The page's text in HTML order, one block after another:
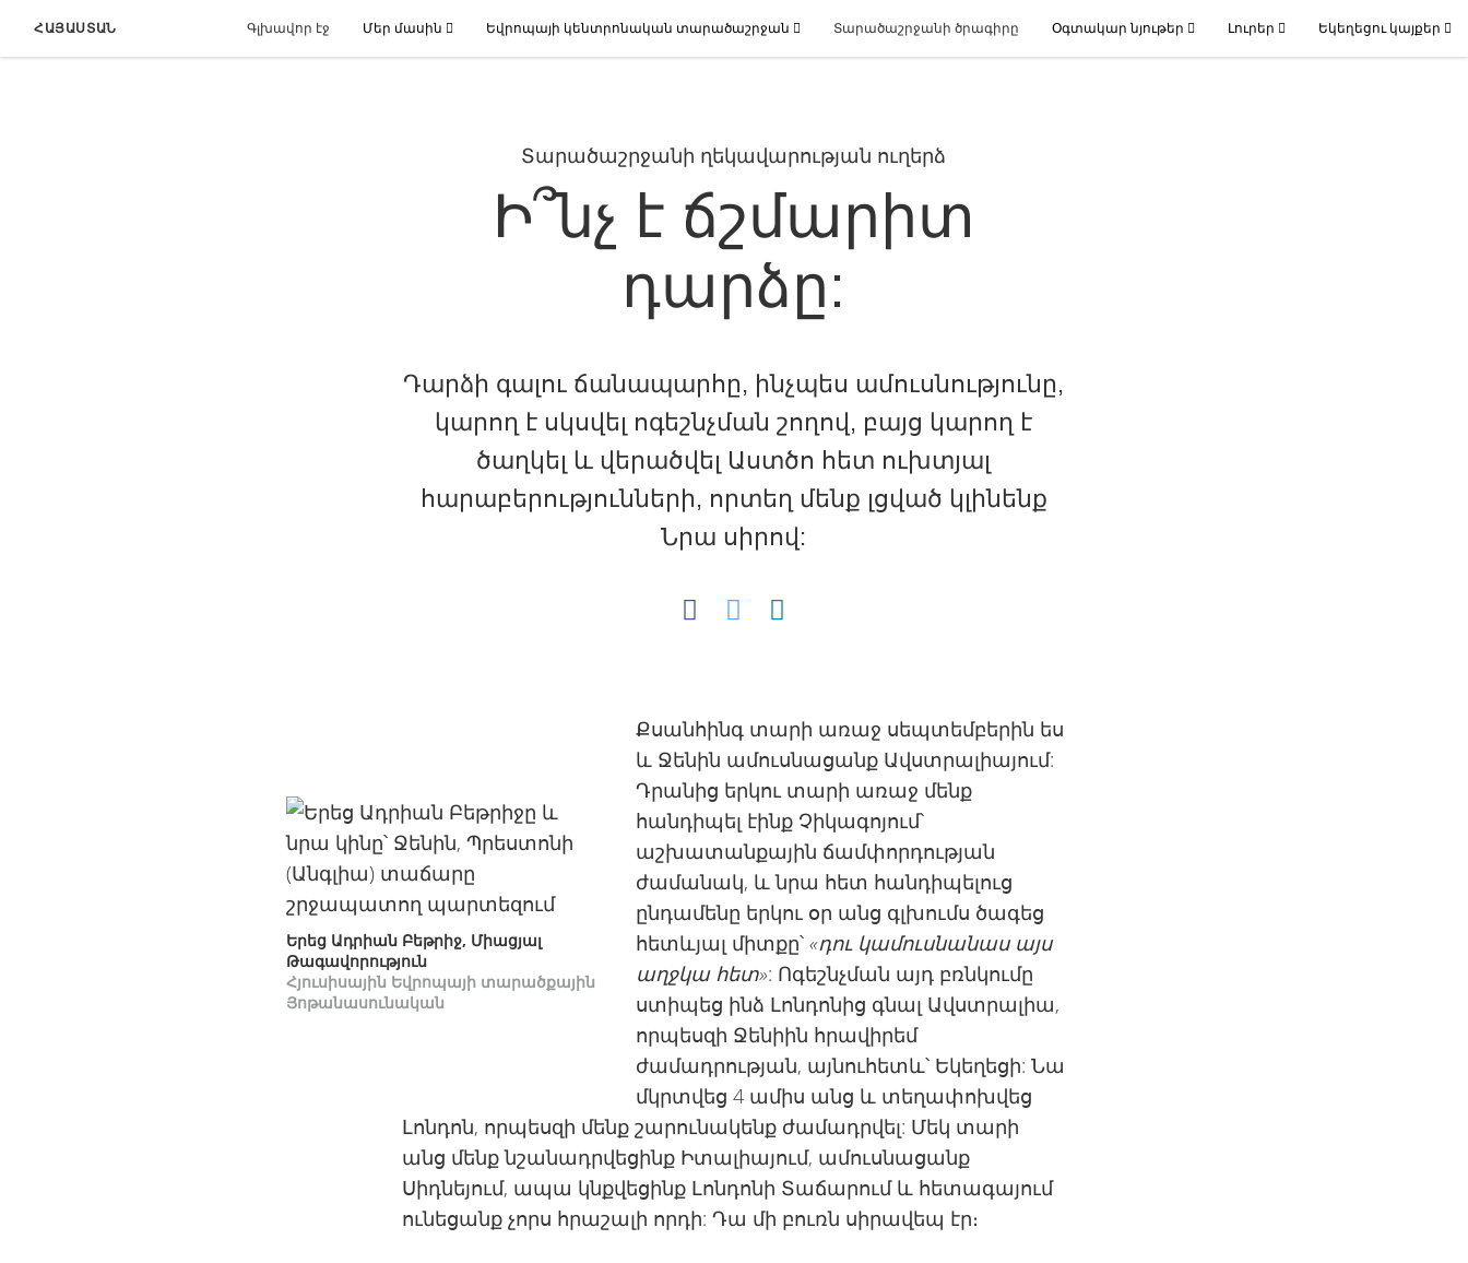
ՀԱՅԱՍՏԱՆ Գլխավոր էջ Մեր մասին Եվրոպայի կենտրոնական տարածաշրջան Տարածաշրջանի ծրագիրը Օգտակար նյութեր Լուրեր Եկեղեցու կայքեր
Տարածաշրջանի ղեկավարության ուղերձ
Ի՞նչ է ճշմարիտ
դարձը:
Դարձի գալու ճանապարհը, ինչպես ամուսնությունը,
կարող է սկսվել ոգեշնչման շողով, բայց կարող է
ծաղկել և վերածվել Աստծո հետ ուխտյալ
հարաբերությունների, որտեղ մենք լցված կլինենք
Նրա սիրով:
Երեց Ադրիան Բեթրիջ, Միացյալ
Թագավորություն
Հյուսիսային Եվրոպայի տարածքային
Յոթանասունական
Քսանհինգ տարի առաջ սեպտեմբերին ես
և Ջենին ամուսնացանք Ավստրալիայում:
Դրանից երկու տարի առաջ մենք
հանդիպել էինք Չիկագոյում՝
աշխատանքային ճամփորդության
ժամանակ, և նրա հետ հանդիպելուց
ընդամենը երկու օր անց գլխումս ծագեց
հետևյալ միտքը՝ «դու կամուսնանաս այս
աղջկա հետ»: Ոգեշնչման այդ բռնկումը
ստիպեց ինձ Լոնդոնից գնալ Ավստրալիա,
որպեսզի Ջենիին հրավիրեմ
ժամադրության, այնուհետև՝ Եկեղեցի: Նա
մկրտվեց 4 ամիս անց և տեղափոխվեց
Լոնդոն, որպեսզի մենք շարունակենք ժամադրվել: Մեկ տարի
անց մենք նշանադրվեցինք Իտալիայում, ամուսնացանք
Սիդնեյում, ապա կնքվեցինք Լոնդոնի Տաճարում և հետագայում
ունեցանք չորս հրաշալի որդի: Դա մի բուռն սիրավեպ էր։